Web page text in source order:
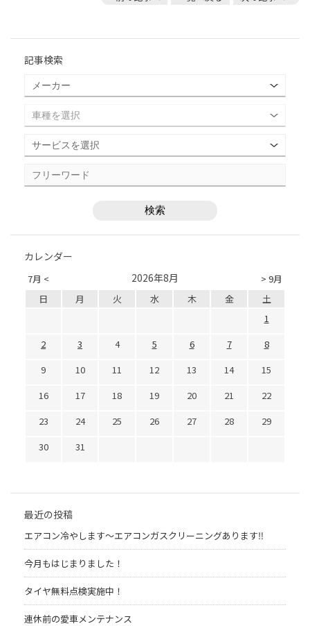
記事検索
カレンダー
7月 < > 9月
2026年8月
日 月 火 水 木 金
土
1
2
3 4 5 6 7
8
9
10 11 12 13 14
15
16
17 18 19 20 21
22
23
24 25 26 27 28
29
30
31
最近の投稿
エアコン冷やします〜エアコンガスクリーニングあります‼︎
今月もはじまりました！
タイヤ無料点検実施中！
連休前の愛車メンテナンス